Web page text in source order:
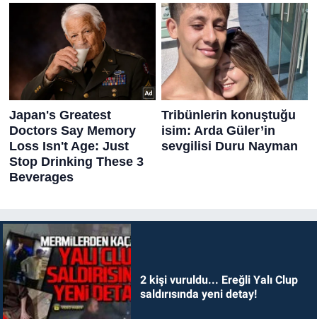
2 kişi vuruldu... Ereğli Yalı Clup
saldırısında yeni detay!